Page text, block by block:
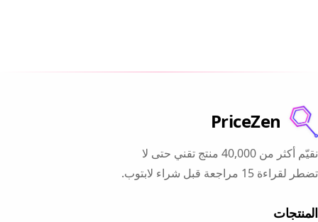
PriceZen
نقيّم أكثر من 40,000 منتج تقني حتى لا
تضطر لقراءة 15 مراجعة قبل شراء لابتوب.
المنتجات